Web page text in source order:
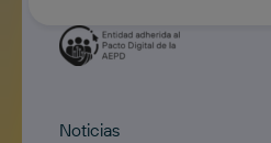
Noticias